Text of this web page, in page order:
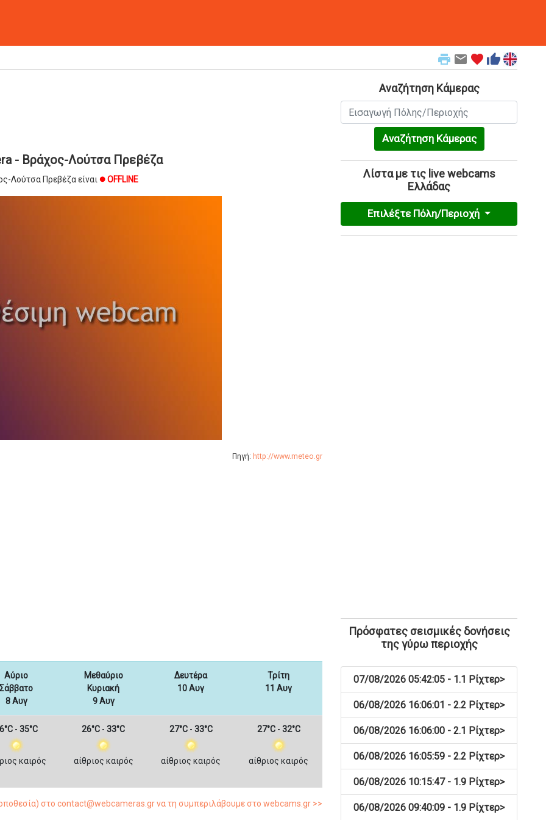
print email favorite thumb_up
- Βράχος-Λούτσα Πρεβέζα
Λούτσα Πρεβέζα είναι brightness_1 OFFLINE
Πηγή: http://www.meteo.gr
Αύριο
Σάββατο
8 Αυγ
Μεθαύριο
Κυριακή
9 Αυγ
Δευτέρα
10 Αυγ
Τρίτη
11 Αυγ
- 35°C
καιρός
26°C - 33°C
αίθριος καιρός
27°C- 33°C
αίθριος καιρός
27°C- 32°C
αίθριος καιρός
στο contact@webcameras.gr να τη συμπεριλάβουμε στο webcams.gr >>
Αναζήτηση Κάμερας
Αναζήτηση Κάμερας
Λίστα με τις live webcams
Ελλάδας
Επιλέξτε Πόλη/Περιοχή
Πρόσφατες σεισμικές δονήσεις
της γύρω περιοχής
>
07/08/2026 05:42:05 - 1.1 Ρίχτερ
>
06/08/2026 16:06:01 - 2.2 Ρίχτερ
>
06/08/2026 16:06:00 - 2.1 Ρίχτερ
>
06/08/2026 16:05:59 - 2.2 Ρίχτερ
>
06/08/2026 10:15:47 - 1.9 Ρίχτερ
>
06/08/2026 09:40:09 - 1.9 Ρίχτερ